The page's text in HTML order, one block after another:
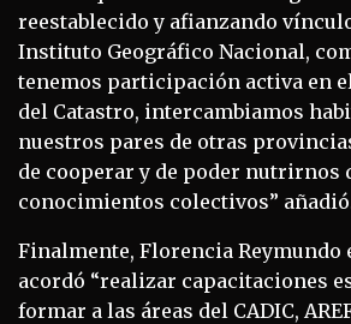
reestablecido y afianzando
Instituto Geográfico Nacional,
tenemos participación activa en
del Catastro, intercambiamos
nuestros pares de otras
de cooperar y de poder nutrirnos
conocimientos colectivos”
Finalmente, Florencia Reymundo
acordó “realizar capacitaciones
formar a las áreas del CADIC,